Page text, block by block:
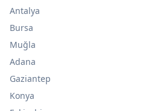
Antalya
Bursa
Muğla
Adana
Gaziantep
Konya